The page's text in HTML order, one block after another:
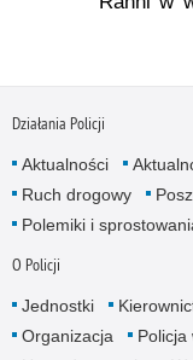
Działania Policji
Aktualności
Ruch drogowy
Polemiki i
O Policji
Jednostki
Organizacja
Policja